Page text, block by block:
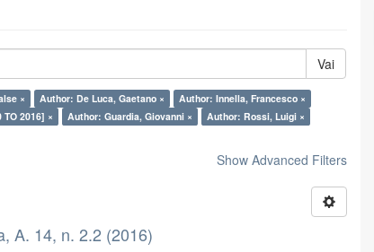
Vai
× Author: De Luca, Gaetano ×
Author: Innella, Francesco ×
2016] × Author: Guardia, Giovanni ×
Author: Rossi, Luigi ×
Show Advanced Filters
A. 14, n. 2.2 (2016)